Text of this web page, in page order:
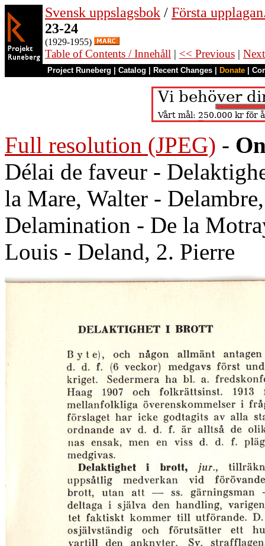
Svensk uppslagsbok / Första
23-24
(1929-1955)
Table of Contents / Innehåll | << Previous |
Project Runeberg Catalog Recent Changes Donate
Full resolution (JPEG) -
Délai de faveur -
la Mare, Walter -
Delamination - De la
Louis - Deland, 2. Pierre